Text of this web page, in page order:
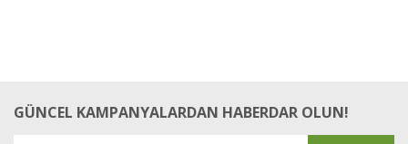
GÜNCEL KAMPANYALARDAN HABERDAR OLUN!